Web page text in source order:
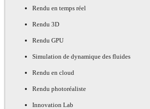
Rendu en temps réel
Rendu 3D
Rendu GPU
Simulation de dynamique des fluides
Rendu en cloud
Rendu photoréaliste
Innovation Lab